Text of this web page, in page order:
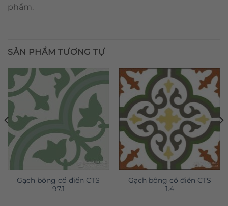
phẩm.
SẢN PHẨM TƯƠNG TỰ
Gạch bông cổ điển CTS
97.1
Gạch bông cổ điển CTS
1.4